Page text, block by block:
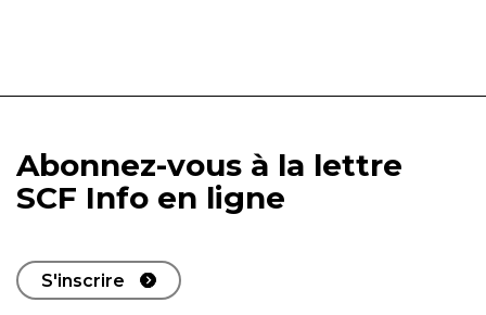
Abonnez-vous à la lettre
SCF Info en ligne
S'inscrire